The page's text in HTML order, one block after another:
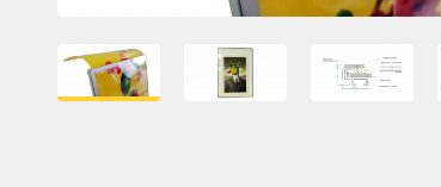
Сублимация и термотрансфер